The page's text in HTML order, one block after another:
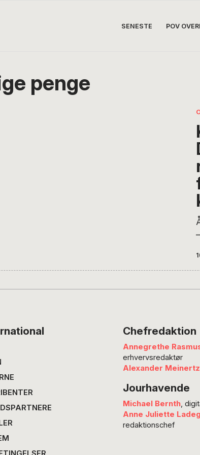
SENESTE POV
penge
Chefredaktion
Annegrethe
erhvervsredaktør
Alexander Meinertz
Jourhavende
Michael Bernth,
Anne Juliette
redaktionschef